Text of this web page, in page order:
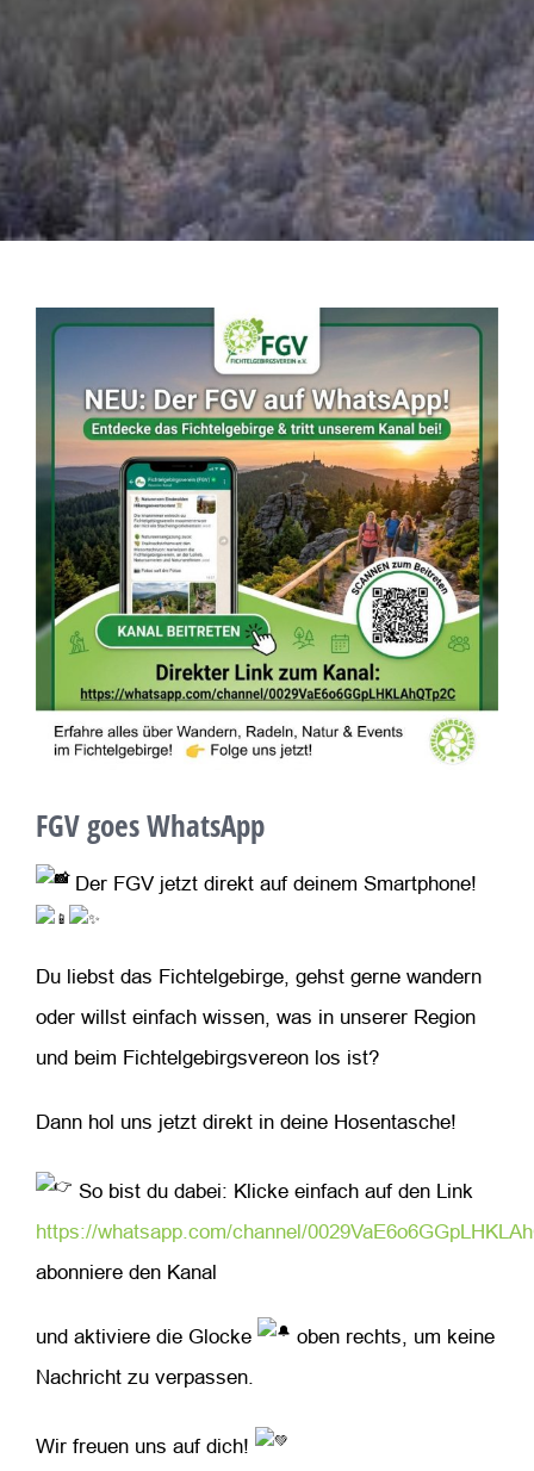
Zeige
FGV goes WhatsApp
Der FGV jetzt direkt auf deinem Smartphone!
Du liebst das Fichtelgebirge, gehst gerne wandern
oder willst einfach wissen, was in unserer Region
und beim Fichtelgebirgsvereon los ist?
Dann hol uns jetzt direkt in deine Hosentasche!
So bist du dabei: Klicke einfach auf den Link
https://whatsapp.com/channel/
abonniere den Kanal
und aktiviere die Glocke
oben rechts, um keine
Nachricht zu verpassen.
Wir freuen uns auf dich!